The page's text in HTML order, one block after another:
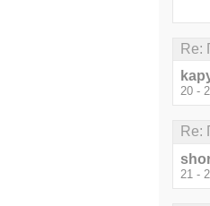
Re:
20 -
Re:
21 -